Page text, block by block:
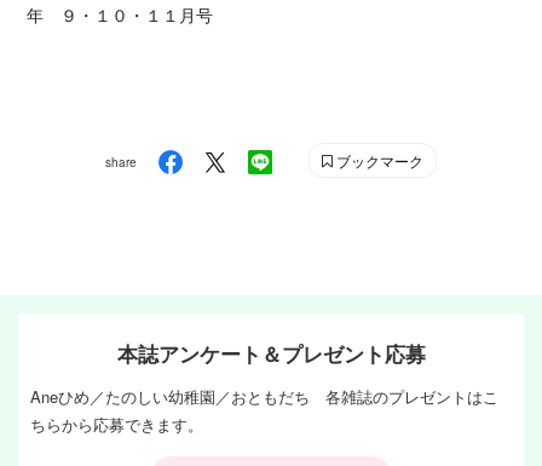
年 ９・１０・１１月号
share ブックマーク
本誌アンケート＆プレゼント応募
Aneひめ／たのしい幼稚園／おともだち 各雑誌のプレゼントはこ
ちらから応募できます。